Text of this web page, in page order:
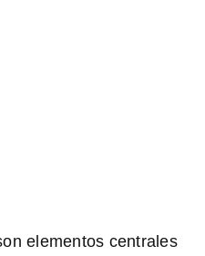
elementos centrales